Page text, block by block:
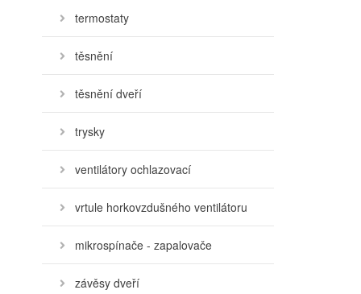
termostaty
těsnění
těsnění dveří
trysky
ventilátory ochlazovací
vrtule horkovzdušného ventilátoru
mikrospínače - zapalovače
závěsy dveří